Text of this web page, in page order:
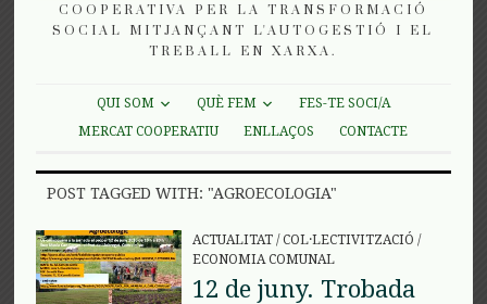
COOPERATIVA PER LA TRANSFORMACIÓ
SOCIAL MITJANÇANT L'AUTOGESTIÓ I EL
TREBALL EN XARXA.
QUI SOM QUÈ FEM
FES-TE SOCI/A
MERCAT COOPERATIU
ENLLAÇOS CONTACTE
POST TAGGED WITH: "AGROECOLOGIA"
ACTUALITAT/COL·LECTIVITZACIÓ /
ECONOMIA COMUNAL
12 de juny. Trobada